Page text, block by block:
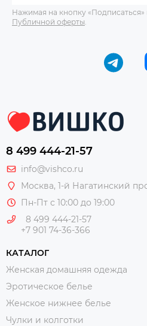
Нажимая на кнопку
Публичной оферты
8 499 444-21-57
info@vishco.ru
Москва, 1-й Нагатинский
Пн-Пт с 10:00 до 19:00
8 499 444-21-57
+7 901 74-36-366
КАТАЛОГ
Женская домашняя одежда
Эротическое белье
Женское нижнее белье
Чулки и колготки